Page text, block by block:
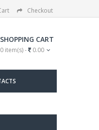
Checkout
SHOPPING CART
0 item(s) - 0.00